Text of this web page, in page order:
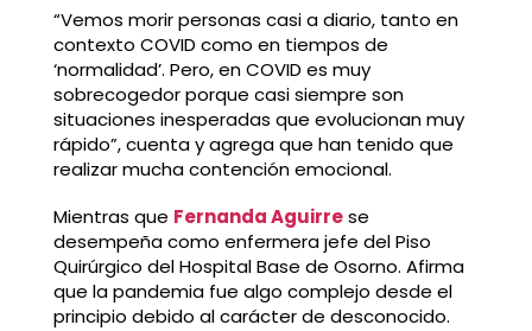
“Vemos morir personas casi a diario, tanto en
contexto COVID como en tiempos de
‘normalidad’. Pero, en COVID es muy
sobrecogedor porque casi siempre son
situaciones inesperadas que evolucionan muy
rápido”, cuenta y agrega que han tenido que
realizar mucha contención emocional.
Mientras que Fernanda Aguirrese
desempeña como enfermera jefe del Piso
Quirúrgico del Hospital Base de Osorno. Afirma
que la pandemia fue algo complejo desde el
principio debido al carácter de desconocido.